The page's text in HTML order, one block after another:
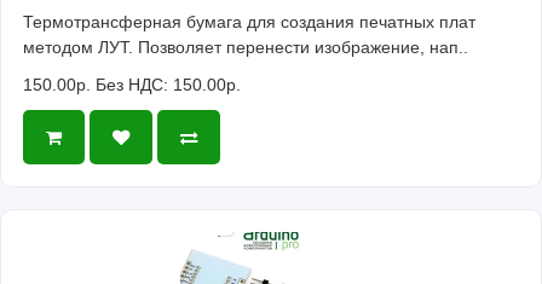
Термотрансферная бумага для создания печатных плат
методом ЛУТ. Позволяет перенести изображение, нап..
150.00р. Без НДС: 150.00р.